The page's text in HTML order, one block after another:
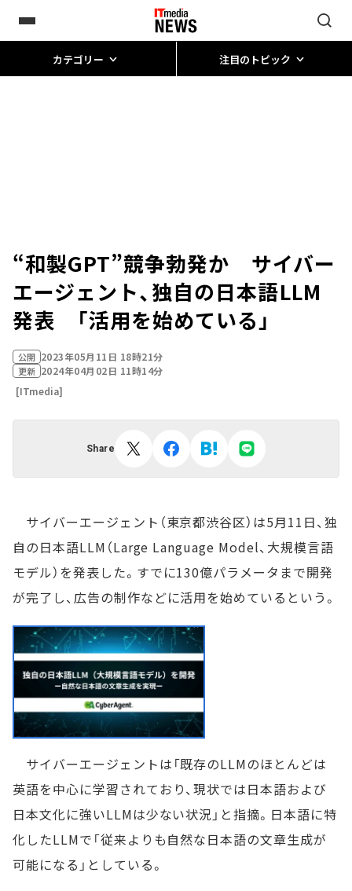
カテゴリー 注目のトピック
“和製GPT”競争勃発か サイバー
エージェント、独自の日本語LLM
発表 「活用を始めている」
公開 2023年05月11日 18時21分
更新 2024年04月02日 11時14分
[ITmedia]
Share
サイバーエージェント（東京都渋谷区）は5月11日、独
自の日本語LLM（Large Language Model、大規模言語
モデル）を発表した。すでに130億パラメータまで開発
が完了し、広告の制作などに活用を始めているという。
サイバーエージェントは「既存のLLMのほとんどは
英語を中心に学習されており、現状では日本語および
日本文化に強いLLMは少ない状況」と指摘。日本語に特
化したLLMで「従来よりも自然な日本語の文章生成が
可能になる」としている。